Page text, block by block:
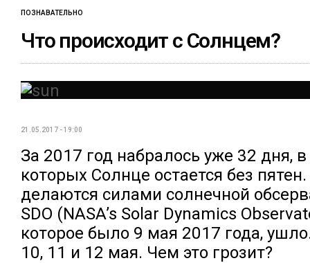
ПОЗНАВАТЕЛЬНО
Что происходит с Солнцем?
21.05.2017 - 19:00
За 2017 год набралось уже 32 дня, в
которых Солнце остается без
делаются силами солнечной
SDO (NASA’s Solar Dynamics
которое было 9 мая 2017 года,
10, 11 и 12 мая. Чем это грозит?